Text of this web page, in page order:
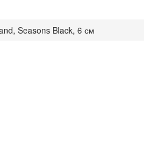
Seasons Black, 6 см